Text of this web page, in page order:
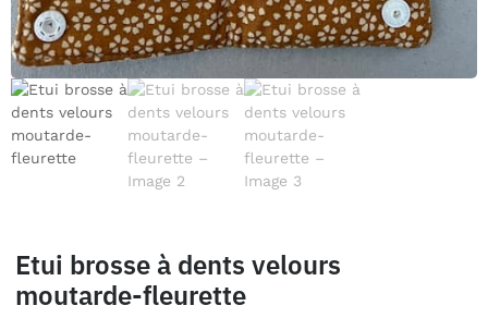
Etui brosse à dents velours
moutarde-fleurette